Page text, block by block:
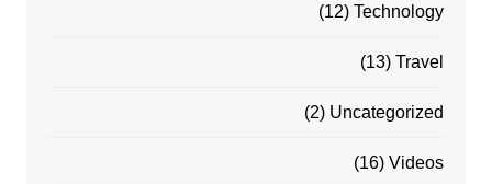
Technology
(12)
Travel
(13)
Uncategorized
(2)
Videos
(16)